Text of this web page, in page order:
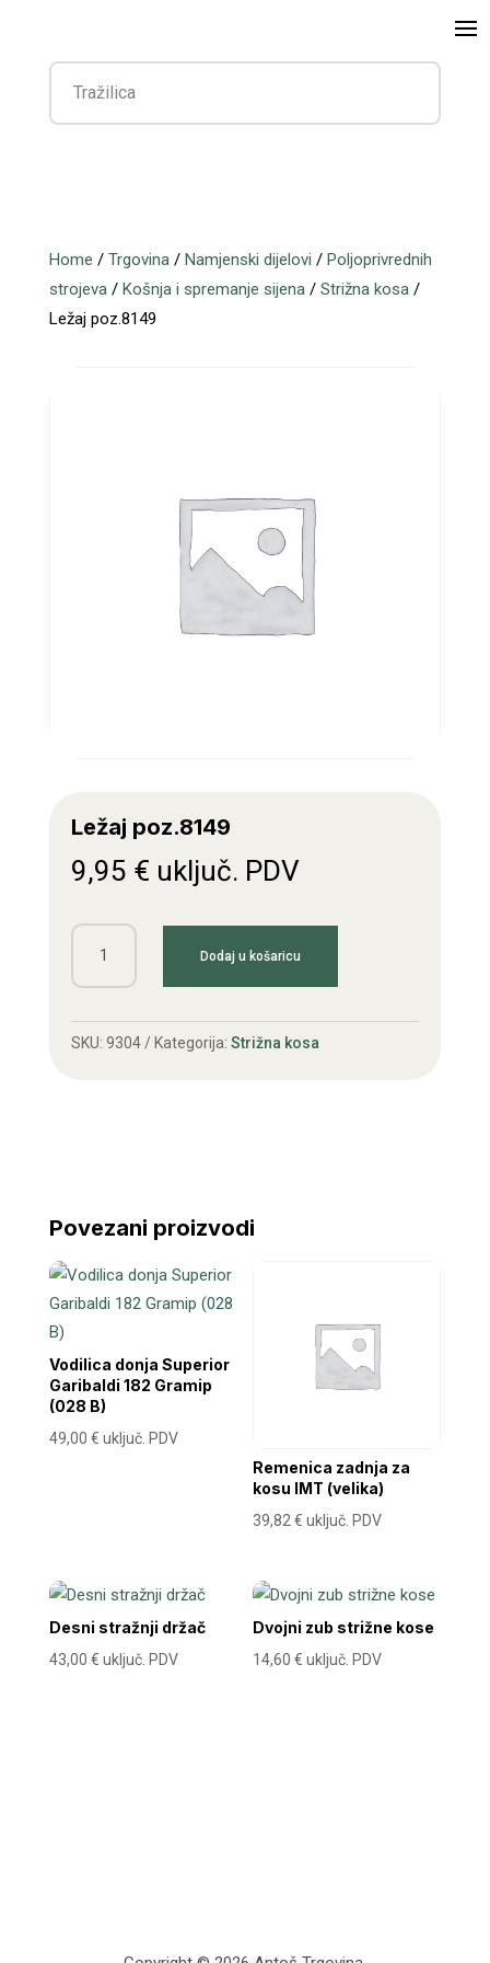
Home / Trgovina/ Namjenski dijelovi / Poljoprivrednih
strojeva/ Košnja i spremanje sijena/ Strižna kosa/
Ležaj poz.8149
Ležaj poz.8149
9,95 € uključ. PDV
Ležaj
poz.8149
Dodaj u košaricu
SKU: 9304 Kategorija: Strižna kosa
Povezani proizvodi
Vodilica donja Superior
Garibaldi 182 Gramip
(028 B)
49,00 € uključ. PDV
Remenica zadnja za
kosu IMT (velika)
39,82€ uključ. PDV
Desni stražnji držač
43,00 € uključ. PDV
Dvojni zub strižne kose
14,60€ uključ. PDV